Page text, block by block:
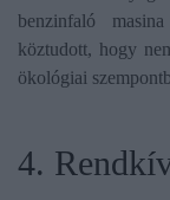
benzinfaló
köztudott, hogy
ökológiai
4.